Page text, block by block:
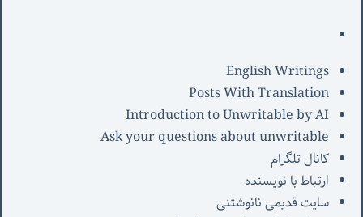
English Writings
Posts With Translation
Introduction to Unwritable by AI
Ask your questions about unwritable
کانال تلگرام
ارتباط با نویسنده
سایت قدیمی نانوشتنی